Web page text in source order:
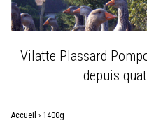
m
Vilatte Plassard
depuis
Accueil › 1400g